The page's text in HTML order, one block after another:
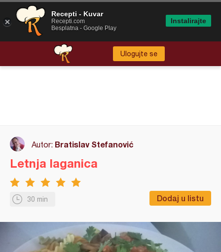
Ulogujte se
Autor: Bratislav Stefanović
30 min Dodaj u listu
Letnja laganica
Recepti - Kuvar
Recepti.com
Besplatna - Google Play
Instalirajte